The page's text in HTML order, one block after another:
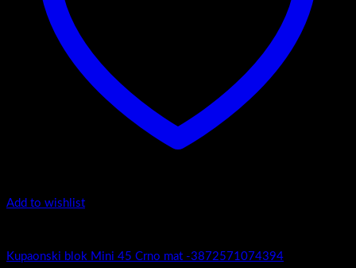
Add to wishlist
Kupaonski blok Mini 45 Crno mat -3872571074394